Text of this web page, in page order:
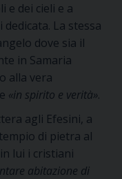
e dei cieli e a
La stessa
dove sia il
in Samaria
alla vera
«in spirito e verità».
agli Efesini, a
di pietra al
lui i cristiani
abitazione di